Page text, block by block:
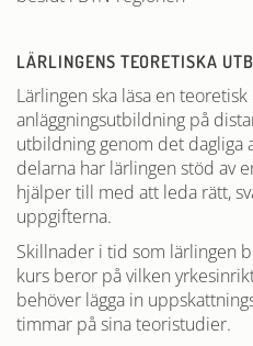
LÄRLINGENS TEORETISKA
Lärlingen ska läsa en teoretisk
anläggningsutbildning på
utbildning genom det dagliga
delarna har lärlingen stöd av
hjälper till med att leda rätt,
uppgifterna.
Skillnader i tid som lärlingen
kurs beror på vilken
behöver lägga in
timmar på sina teoristudier.